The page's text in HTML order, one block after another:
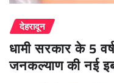
देहरादून
धामी सरकार के 5
जनकल्याण की नई